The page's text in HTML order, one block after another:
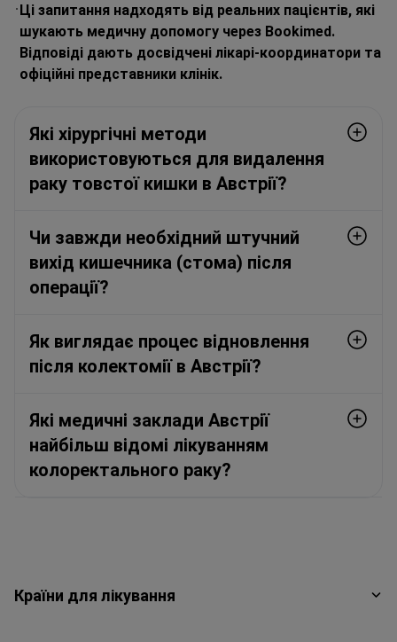
Ці запитання надходять від реальних пацієнтів, які
шукають медичну допомогу через Bookimed.
Відповіді дають досвідчені лікарі-координатори та
офіційні представники клінік.
Які хірургічні методи
використовуються для видалення
раку товстої кишки в Австрії?
Чи завжди необхідний штучний
вихід кишечника (стома) після
операції?
Як виглядає процес відновлення
після колектомії в Австрії?
Які медичні заклади Австрії
найбільш відомі лікуванням
колоректального раку?
Країни для лікування